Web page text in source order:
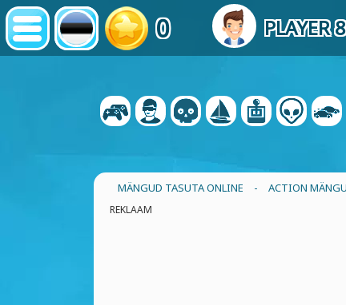
0 PLAYER
MÄNGUD TASUTA ONLINE - ACTION
REKLAAM